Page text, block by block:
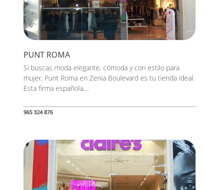
PUNT ROMA
Si buscas moda elegante, cómoda y con estilo para
mujer, Punt Roma en Zenia Boulevard es tu tienda ideal.
Esta firma española,...
965 324 876